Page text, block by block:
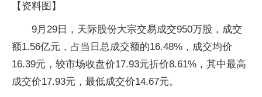
【资料图】
9月29日，天际股份大宗交易成交950万股，成交
额1.56亿元，占当日总成交额的16.48%，成交均价
16.39元，较市场收盘价17.93元折价8.61%，其中最高
成交价17.93元，最低成交价14.67元。